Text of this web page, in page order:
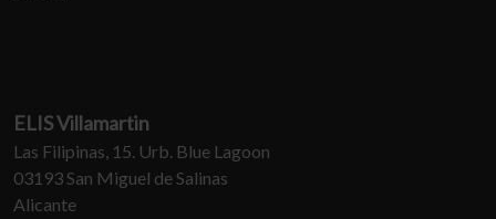
ELIS Villamartin
Las Filipinas, 15. Urb. Blue Lagoon
03193 San Miguel de Salinas
Alicante